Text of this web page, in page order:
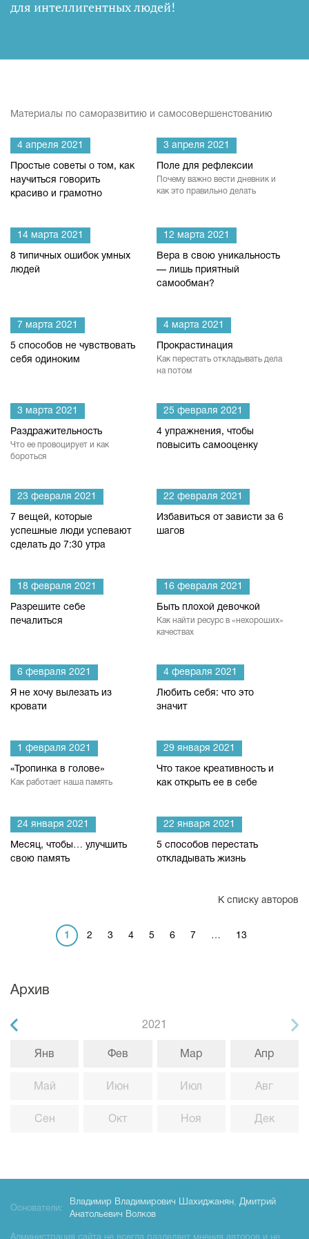
для интеллигентных людей!
Материалы по саморазвитию и самосовершенстованию
4 апреля 2021
Простые советы о том, как
научиться говорить
красиво и грамотно
3 апреля 2021
Поле для рефлексии
Почему важно вести дневник и
как это правильно делать
14 марта 2021
8 типичных ошибок умных
людей
12 марта 2021
Вера в свою уникальность
— лишь приятный
самообман?
7 марта 2021
5 способов не чувствовать
себя одиноким
4 марта 2021
Прокрастинация
Как перестать откладывать дела
на потом
3 марта 2021
Раздражительность
Что ее провоцирует и как
бороться
25 февраля 2021
4 упражнения, чтобы
повысить самооценку
23 февраля 2021
7 вещей, которые
успешные люди успевают
сделать до 7:30 утра
22 февраля 2021
Избавиться от зависти за 6
шагов
18 февраля 2021
Разрешите себе
печалиться
16 февраля 2021
Быть плохой девочкой
Как найти ресурс в «нехороших»
качествах
6 февраля 2021
Я не хочу вылезать из
кровати
4 февраля 2021
Любить себя: что это
значит
1 февраля 2021
«Тропинка в голове»
Как работает наша память
29 января 2021
Что такое креативность и
как открыть ее в себе
24 января 2021
Месяц, чтобы… улучшить
свою память
22 января 2021
5 способов перестать
откладывать жизнь
К списку авторов
1 2 3 4 5 6 7 … 13
Архив
2021
Янв
Май
Сен
Фев
Июн
Окт
Мар
Июл
Ноя
Апр
Авг
Дек
Основатели:
Владимир Владимирович Шахиджанян, Дмитрий
Анатольевич Волков